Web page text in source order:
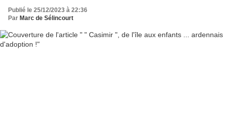
Publié le 25/12/2023 à 22:36
Par Marc de Sélincourt